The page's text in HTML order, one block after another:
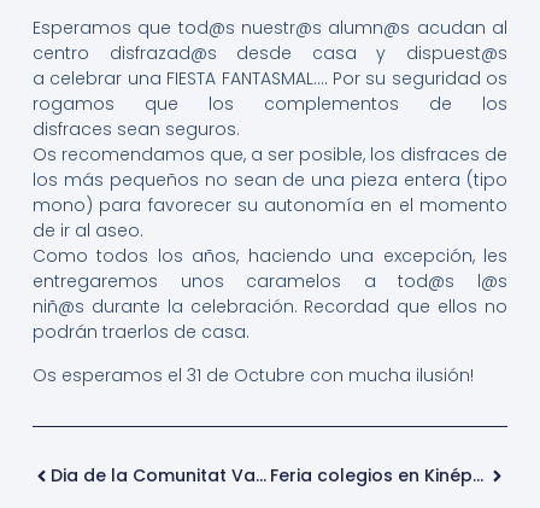
Esperamos que tod@s nuestr@s alumn@s acudan al
centro disfrazad@s desde casa y dispuest@s
a celebrar una FIESTA FANTASMAL…. Por su seguridad os
rogamos que los complementos de los
disfraces sean seguros.
Os recomendamos que, a ser posible, los disfraces de
los más pequeños no sean de una pieza entera (tipo
mono) para favorecer su autonomía en el momento
de ir al aseo.
Como todos los años, haciendo una excepción, les
entregaremos unos caramelos a tod@s l@s
niñ@s durante la celebración. Recordad que ellos no
podrán traerlos de casa.
Os esperamos el 31 de Octubre con mucha ilusión!
Dia de la Comunitat Valenciana Feria colegios en Kinépolis